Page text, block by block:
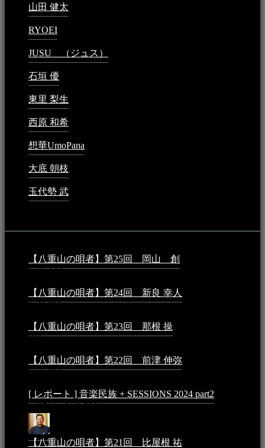
山田 健太
RYOEI
JUSU （ジュス）
石垣 優
東里 梨生
西原 和希
想華UmoPana
大底 朝枝
玉代勢 武
【八重山の唄者】第25回 岡山 創
1:50 AM
【八重山の唄者】第24回 新良 幸人
5:29 PM
【八重山の唄者】第23回 那根 操
PM
【八重山の唄者】第22回 前津 伸弥
7:50 PM
[ レポート ] 音楽民族 + SESSIONS 2024 part2
月25日 - 9:13 PM
【八重山の唄者】第21回 比屋根 祐